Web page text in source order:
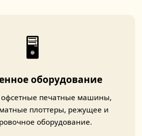
🖥️
оборудование
печатные машины,
плоттеры, режущее и
оборудование.